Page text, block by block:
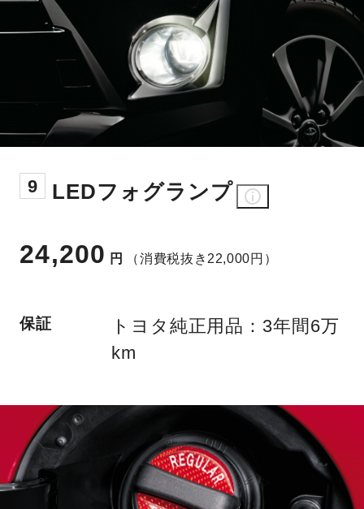
9 LEDフォグランプ
24,200 円 （消費税抜き22,000円）
保証
トヨタ純正用品：3年間6万
km